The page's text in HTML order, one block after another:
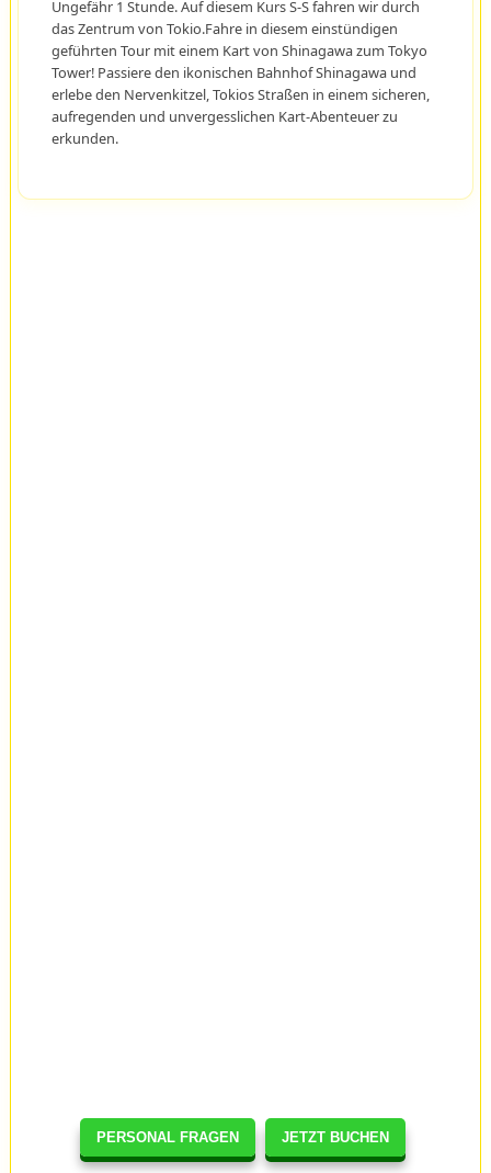
PERSONAL FRAGEN JETZT BUCHEN
Ungefähr 1 Stunde. Auf diesem Kurs S-S fahren wir durch
das Zentrum von Tokio.Fahre in diesem einstündigen
geführten Tour mit einem Kart von Shinagawa zum Tokyo
Tower! Passiere den ikonischen Bahnhof Shinagawa und
erlebe den Nervenkitzel, Tokios Straßen in einem sicheren,
aufregenden und unvergesslichen Kart-Abenteuer zu
erkunden.